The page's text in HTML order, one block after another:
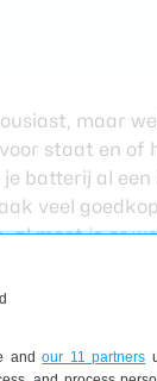
andour 11 partners
maar
staat en of
batterij al
veel
al moet je er
telefoon moet
ervoor?